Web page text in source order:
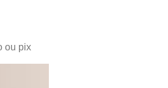
no boleto ou pix